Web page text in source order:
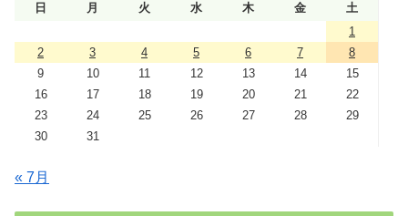
日 月 火 水 木 金
土
1
2
3 4 5 6 7
8
9
10 11 12 13 14
15
16
17 18 19 20 21
22
23
24 25 26 27 28
29
30
31
« 7月